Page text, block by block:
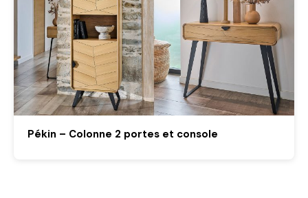
Pékin – Colonne 2 portes et console